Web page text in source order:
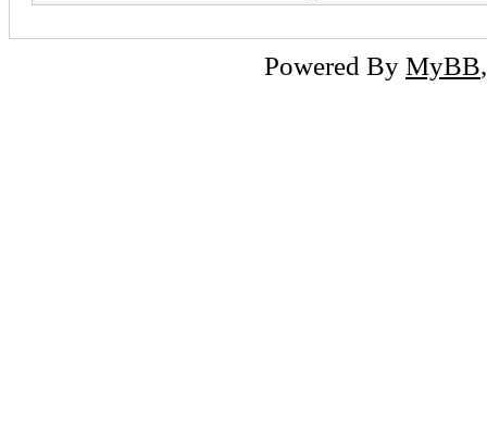
Powered By MyBB